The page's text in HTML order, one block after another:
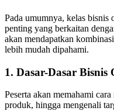
Pada umumnya, kelas bisnis
penting yang berkaitan
akan mendapatkan
lebih mudah dipahami.
1. Dasar-Dasar Bisnis
Peserta akan memahami
produk, hingga mengenali